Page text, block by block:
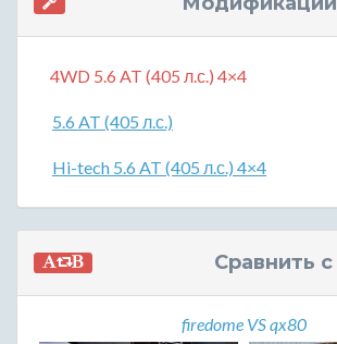
4WD 5.6 AT (405 л.с.) 4×4
5.6 AT (405 л.с.)
Hi-tech 5.6 AT (405 л.с.) 4×4
Сравнить с
firedome VS qx80